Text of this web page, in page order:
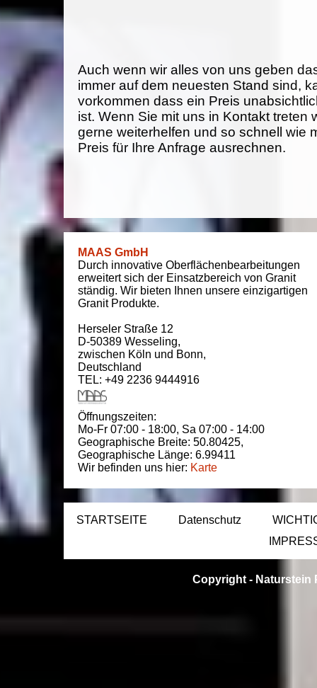
Auch wenn wir alles von uns geben
immer auf dem neuesten Stand sind,
vorkommen dass ein Preis
ist. Wenn Sie mit uns in Kontakt treten
gerne weiterhelfen und so schnell wie
Preis für Ihre Anfrage ausrechnen.
MAAS GmbH
Durch innovative Oberflächenbearbeitungen
erweitert sich der Einsatzbereich von Granit
ständig. Wir bieten Ihnen unsere einzigartigen
Granit Produkte.
Herseler Straße 12
D-50389 Wesseling,
zwischen Köln und Bonn,
Deutschland
TEL: +49 2236 9444916
Öffnungszeiten:
Mo-Fr 07:00 - 18:00, Sa 07:00 - 14:00
Geographische Breite: 50.80425,
Geographische Länge: 6.99411
Wir befinden uns hier: Karte
STARTSEITE Datenschutz
Copyright - Naturstein